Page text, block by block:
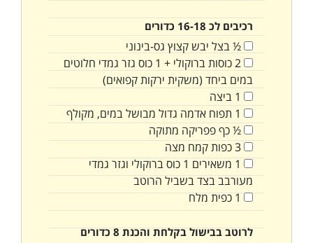
רכיבים לכ 16-18 כדורים
½בצל יבש קצוץ גס-בינוני
2כוסות
ברוקולי + 1 כוס גזר גמדי חלוטים
במים ביחד (משקית ירקות קפואים)
1 ביצה
1 תפוח אדמה גדול מבושל במים, מקולף
½כףפפריקה מתוקה
3כפותקמח מצה
1
משאירים 1 כוס ברוקולי וגזר גמדי
מעורבב בצד בשביל הרוטב
1 כפית מלח
לרוטב בבישול בקלחת והכנת 8 כדורים